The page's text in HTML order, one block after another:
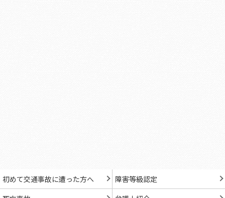
初めて交通事故に遭った方へ
障害等級認定